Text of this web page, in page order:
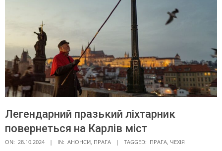
Легендарний празький ліхтарник
повернеться на Карлів міст
ON: 28.10.2024 IN: АНОНСИ, ПРАГА TAGGED: ПРАГА, ЧЕХІЯ